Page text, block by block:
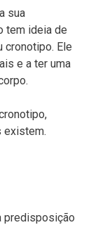
sua
tem ideia de
cronotipo. Ele
e a ter uma
existem.
predisposição